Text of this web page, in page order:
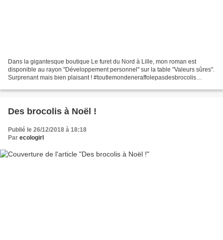
Dans la gigantesque boutique Le furet du Nord à Lille, mon roman est
disponible au rayon "Développement personnel" sur la table "Valeurs sûres".
Surprenant mais bien plaisant ! #toutlemondeneraffolepasdesbrocolis
Des brocolis à Noël !
Publié le 26/12/2018 à 18:18
Par ecologirl